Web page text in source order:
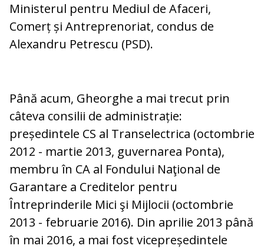
Ministerul pentru Mediul de Afaceri,
Comerț și Antreprenoriat, condus de
Alexandru Petrescu (PSD).
Până acum, Gheorghe a mai trecut prin
câteva consilii de administrație:
președintele CS al Transelectrica (octombrie
2012 - martie 2013, guvernarea Ponta),
membru în CA al Fondului Naţional de
Garantare a Creditelor pentru
Întreprinderile Mici şi Mijlocii (octombrie
2013 - februarie 2016). Din aprilie 2013 până
în mai 2016, a mai fost vicepreședintele